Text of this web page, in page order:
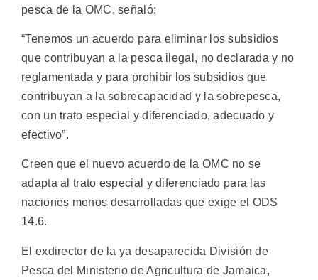
pesca de la OMC, señaló:
“Tenemos un acuerdo para eliminar los subsidios
que contribuyan a la pesca ilegal, no declarada y no
reglamentada y para prohibir los subsidios que
contribuyan a la sobrecapacidad y la sobrepesca,
con un trato especial y diferenciado, adecuado y
efectivo”.
Creen que el nuevo acuerdo de la OMC no se
adapta al trato especial y diferenciado para las
naciones menos desarrolladas que exige el ODS
14.6.
El exdirector de la ya desaparecida División de
Pesca del Ministerio de Agricultura de Jamaica,